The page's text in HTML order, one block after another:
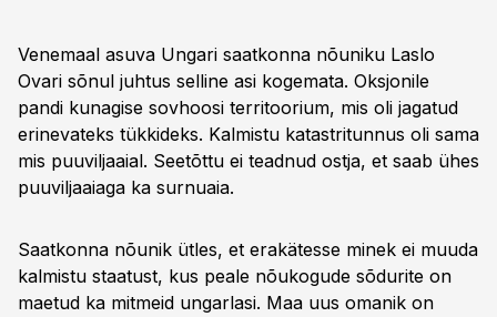
Venemaal asuva Ungari saatkonna nõuniku Laslo
Ovari sõnul juhtus selline asi kogemata. Oksjonile
pandi kunagise sovhoosi territoorium, mis oli jagatud
erinevateks tükkideks. Kalmistu katastritunnus oli sama
mis puuviljaaial. Seetõttu ei teadnud ostja, et saab ühes
puuviljaaiaga ka surnuaia.
Saatkonna nõunik ütles, et erakätesse minek ei muuda
kalmistu staatust, kus peale nõukogude sõdurite on
maetud ka mitmeid ungarlasi. Maa uus omanik on